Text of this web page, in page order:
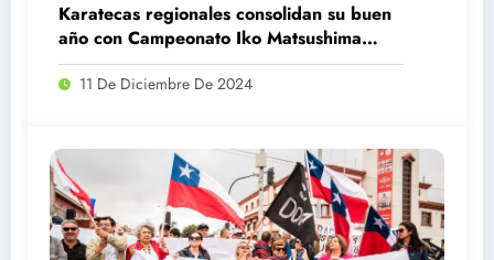
Karatecas regionales consolidan su buen
año con Campeonato Iko Matsushima
Chile
11 De Diciembre De 2024